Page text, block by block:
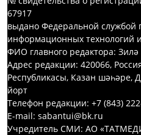
67917
выдано Федеральной службой
информационных технологий
ФИО главного редактора:
Адрес редакции: 420066,
Республикасы, Казан шәһәре,
йорт
Телефон редакции: +7 (843)
E-mail: sabantui@bk.ru
Учредитель СМИ: АО